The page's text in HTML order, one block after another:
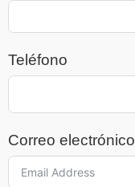
Teléfono
Correo electrónico